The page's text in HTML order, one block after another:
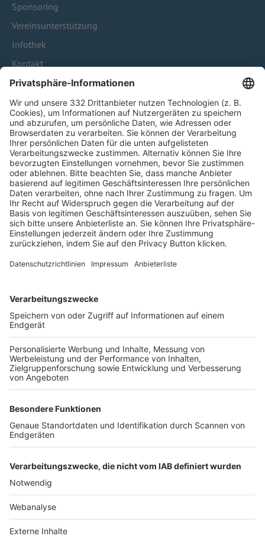
Sponsoring
Vereinsunterstützung
Infothek
Kontakt
HÄUFIG BESUCHTE SEITEN
Pässe und Vereinswechsel
Trainerausbildung
Schulungsangebot Vereinsmitarbeiter
BFV-Geschäftsstellen
Trainerbörse
Login SpielPlus
FOLGE DEM BFV
TOP-VEREINE
TOP-PARTNER
Nutzungsbedingungen Datenschutz Impressum